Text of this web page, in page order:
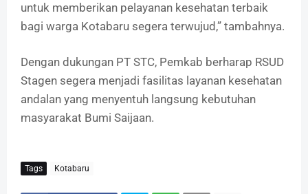
untuk memberikan pelayanan kesehatan terbaik
bagi warga Kotabaru segera terwujud,” tambahnya.
Dengan dukungan PT STC, Pemkab berharap RSUD
Stagen segera menjadi fasilitas layanan kesehatan
andalan yang menyentuh langsung kebutuhan
masyarakat Bumi Saijaan.
Tags Kotabaru